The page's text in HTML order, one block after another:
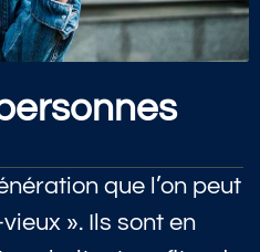
que l’on peut
». Ils sont en